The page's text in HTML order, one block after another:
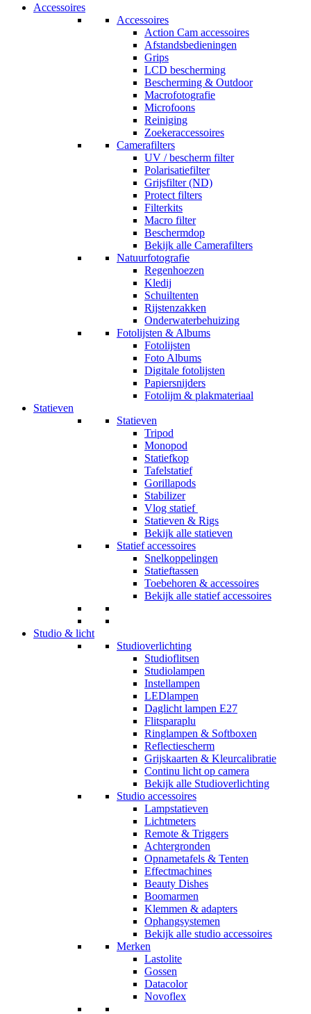
Accessoires
Accessoires
Action Cam accessoires
Afstandsbedieningen
Grips
LCD bescherming
Bescherming & Outdoor
Macrofotografie
Microfoons
Reiniging
Zoekeraccessoires
Camerafilters
UV / bescherm filter
Polarisatiefilter
Grijsfilter (ND)
Protect filters
Filterkits
Macro filter
Beschermdop
Bekijk alle Camerafilters
Natuurfotografie
Regenhoezen
Kledij
Schuiltenten
Rijstenzakken
Onderwaterbehuizing
Fotolijsten & Albums
Fotolijsten
Foto Albums
Digitale fotolijsten
Papiersnijders
Fotolijm & plakmateriaal
Statieven
Statieven
Tripod
Monopod
Statiefkop
Tafelstatief
Gorillapods
Stabilizer
Vlog statief
Statieven & Rigs
Bekijk alle statieven
Statief accessoires
Snelkoppelingen
Statieftassen
Toebehoren & accessoires
Bekijk alle statief accessoires
Studio & licht
Studioverlichting
Studioflitsen
Studiolampen
Instellampen
LEDlampen
Daglicht lampen E27
Flitsparaplu
Ringlampen & Softboxen
Reflectiescherm
Grijskaarten & Kleurcalibratie
Continu licht op camera
Bekijk alle Studioverlichting
Studio accessoires
Lampstatieven
Lichtmeters
Remote & Triggers
Achtergronden
Opnametafels & Tenten
Effectmachines
Beauty Dishes
Boomarmen
Klemmen & adapters
Ophangsystemen
Bekijk alle studio accessoires
Merken
Lastolite
Gossen
Datacolor
Novoflex